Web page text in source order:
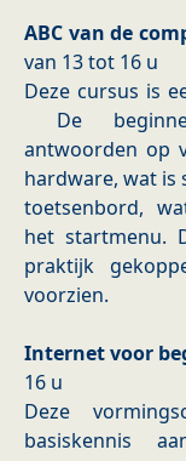
ABC van de
van 13 tot 16 u
Deze cursus is
De
antwoorden op
hardware, wat is
toetsenbord,
het startmenu.
praktijk
voorzien.
Internet voor
16 u
Deze
basiskennis